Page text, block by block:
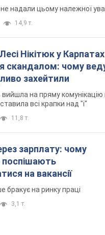
зарплату: чому
поспішають